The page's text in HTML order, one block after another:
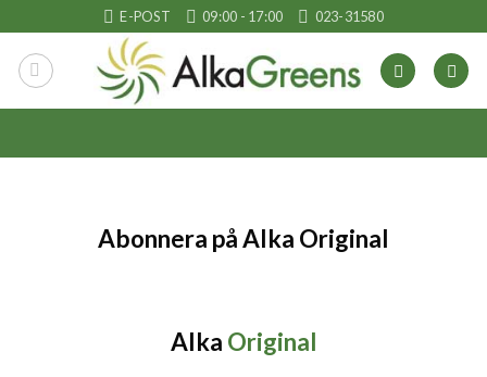
content
E-POST 09:00 - 17:00 023-31580
Abonnera på Alka Original
Alka Original